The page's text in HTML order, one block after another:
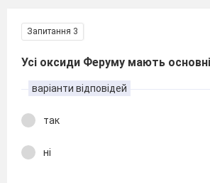
Запитання 3
Усі оксиди Феруму мають
варіанти відповідей
так
ні